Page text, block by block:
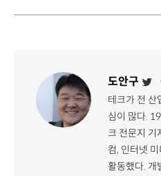
도안구
테크가 전 산
심이 많다.
크 전문지 기
컴, 인터넷
활동했다. 개